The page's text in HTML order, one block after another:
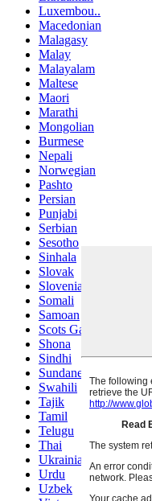
Luxembou..
Macedonian
Malagasy
Malay
Malayalam
Maltese
Maori
Marathi
Mongolian
Burmese
Nepali
Norwegian
Pashto
Persian
Punjabi
Serbian
Sesotho
Sinhala
Slovak
Slovenian
Somali
Samoan
Scots Gaelic
Shona
Sindhi
Sundanese
Swahili
Tajik
Tamil
Telugu
Thai
Ukrainian
Urdu
Uzbek